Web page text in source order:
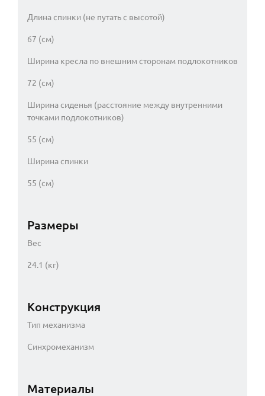
Длина спинки (не путать с высотой)
67 (см)
Ширина кресла по внешним сторонам подлокотников
72 (см)
Ширина сиденья (расстояние между внутренними
точками подлокотников)
55 (см)
Ширина спинки
55 (см)
Размеры
Вес
24.1 (кг)
Конструкция
Тип механизма
Синхромеханизм
Материалы